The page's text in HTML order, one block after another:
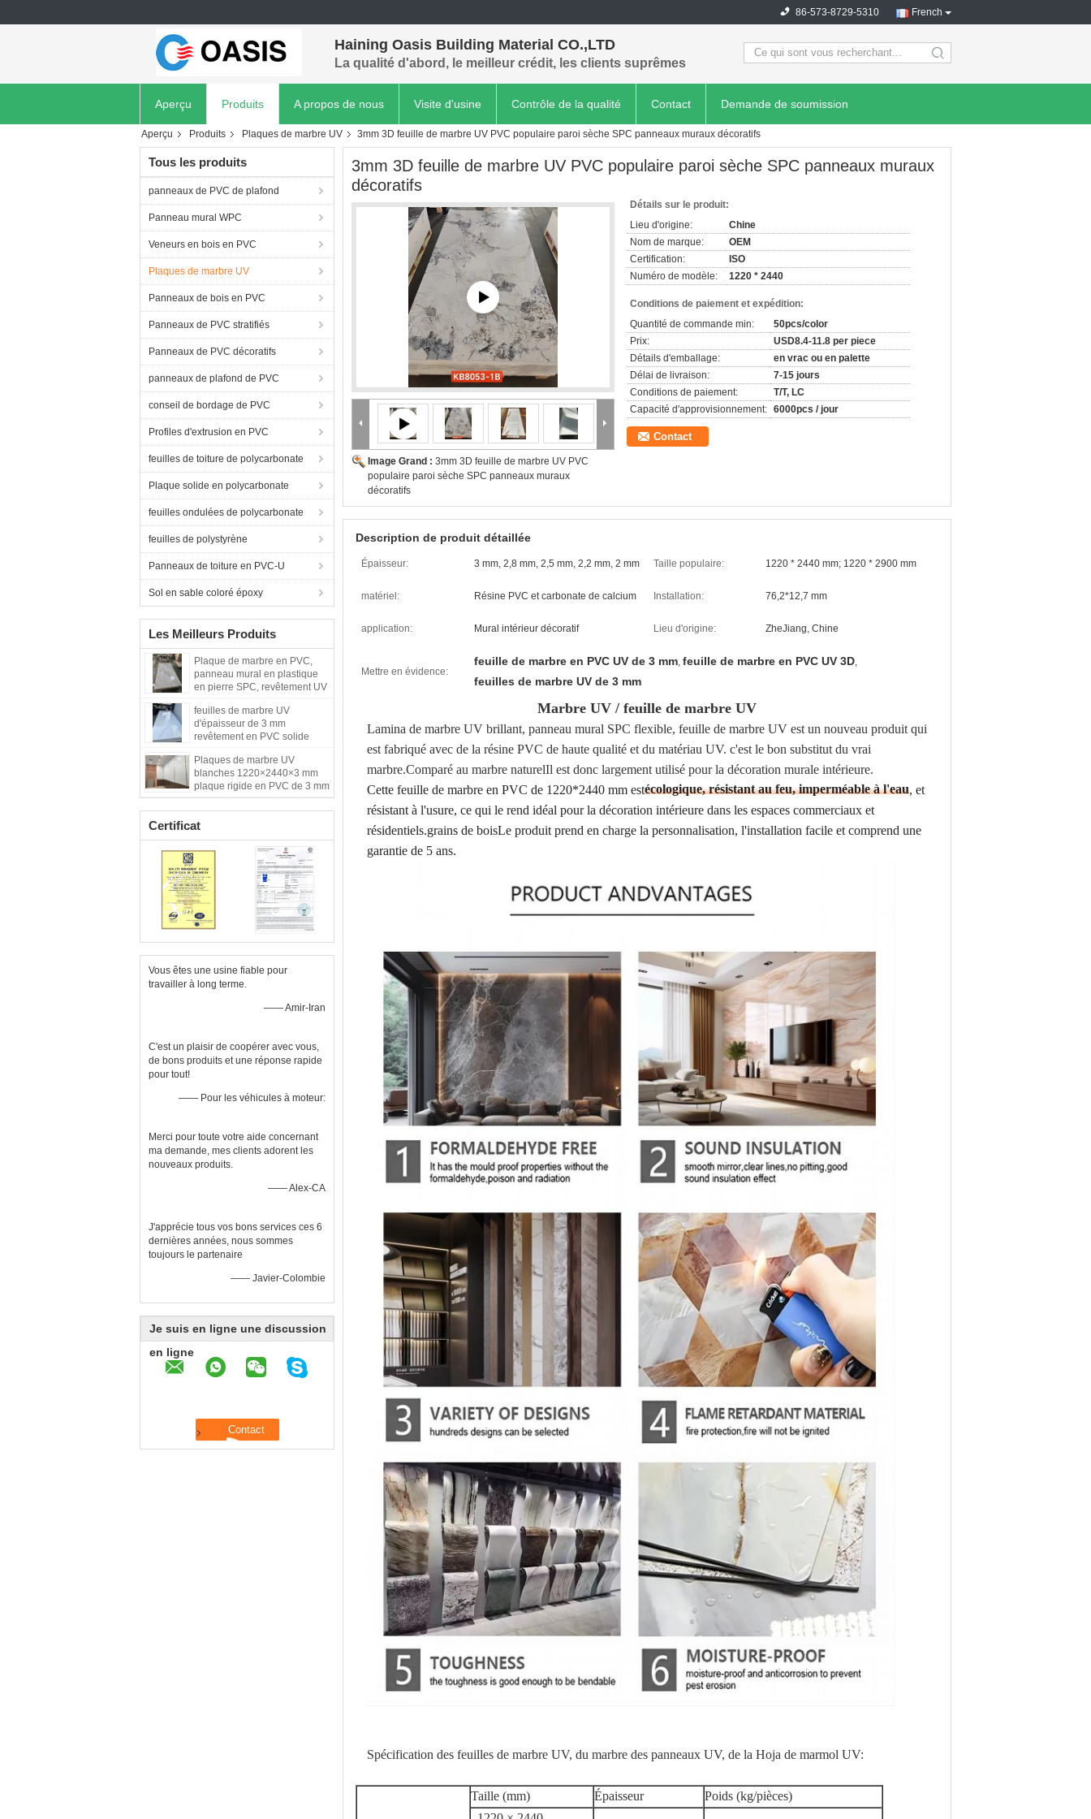
French
86-573-8729-5310
Haining Oasis Building Material CO.,LTD
La qualité d'abord, le meilleur crédit, les clients suprêmes search
Aperçu Produits A propos de nous Visite d'usine Contrôle de la qualité Contact Demande de soumission
Aperçu Produits Plaques de marbre UV 3mm 3D feuille de marbre UV PVC populaire paroi sèche SPC panneaux muraux décoratifs
Tous les produits
panneaux de PVC de plafond
Panneau mural WPC
Veneurs en bois en PVC
Plaques de marbre UV
Panneaux de bois en PVC
Panneaux de PVC stratifiés
Panneaux de PVC décoratifs
panneaux de plafond de PVC
conseil de bordage de PVC
Profiles d'extrusion en PVC
feuilles de toiture de polycarbonate
Plaque solide en polycarbonate
feuilles ondulées de polycarbonate
feuilles de polystyrène
Panneaux de toiture en PVC-U
Sol en sable coloré époxy
Les Meilleurs Produits
Plaque de marbre en PVC,
panneau mural en plastique
en pierre SPC, revêtement UV
marbre, matériau décoratif
pour les murs intérieurs
feuilles de marbre UV
d'épaisseur de 3 mm
revêtement en PVC solide
Plaques de marbre UV
blanches 1220×2440×3 mm
plaque rigide en PVC de 3 mm
Certificat
Vous êtes une usine fiable pour
travailler à long terme.
—— Amir-Iran
C'est un plaisir de coopérer avec vous,
de bons produits et une réponse rapide
pour tout!
—— Pour les véhicules à moteur:
Merci pour toute votre aide concernant
ma demande, mes clients adorent les
nouveaux produits.
—— Alex-CA
J'apprécie tous vos bons services ces 6
dernières années, nous sommes
toujours le partenaire
—— Javier-Colombie
Je suis en ligne une discussion
en ligne
3mm 3D feuille de marbre UV PVC populaire paroi sèche SPC panneaux muraux
décoratifs
Image Grand : 3mm 3D feuille de marbre UV PVC
populaire paroi sèche SPC panneaux muraux
décoratifs
Détails sur le produit:
Lieu d'origine:
Chine
Nom de marque:
OEM
Certification:
ISO
Numéro de modèle:
1220 * 2440
Conditions de paiement et expédition:
Quantité de commande min:
50pcs/color
Prix:
USD8.4-11.8 per piece
Détails d'emballage:
en vrac ou en palette
Délai de livraison:
7-15 jours
Conditions de paiement:
T/T, LC
Capacité d'approvisionnement: 6000pcs / jour
Contact
Description de produit détaillée
Épaisseur: 3 mm, 2,8 mm, 2,5 mm, 2,2 mm, 2 mm Taille populaire: 1220 * 2440 mm; 1220 * 2900 mm
matériel: Résine PVC et carbonate de calcium Installation: 76,2*12,7 mm
application: Mural intérieur décoratif Lieu d'origine: ZheJiang, Chine
Mettre en évidence:
feuille de marbre en PVC UV de 3 mm, feuille de marbre en PVC UV 3D,
feuilles de marbre UV de 3 mm
Marbre UV / feuille de marbre UV
Lamina de marbre UV brillant, panneau mural SPC flexible, feuille de marbre UV est un nouveau produit qui
est fabriqué avec de la résine PVC de haute qualité et du matériau UV. c'est le bon substitut du vrai
marbre.Comparé au marbre naturelIl est donc largement utilisé pour la décoration murale intérieure.
Cette feuille de marbre en PVC de 1220*2440 mm estécologique, résistant au feu, imperméable à l'eau, et
résistant à l'usure, ce qui le rend idéal pour la décoration intérieure dans les espaces commerciaux et
résidentiels.grains de boisLe produit prend en charge la personnalisation, l'installation facile et comprend une
garantie de 5 ans.
Spécification des feuilles de marbre UV, du marbre des panneaux UV, de la Hoja de marmol UV:
Taille (mm) Épaisseur
Poids (kg/pièces)